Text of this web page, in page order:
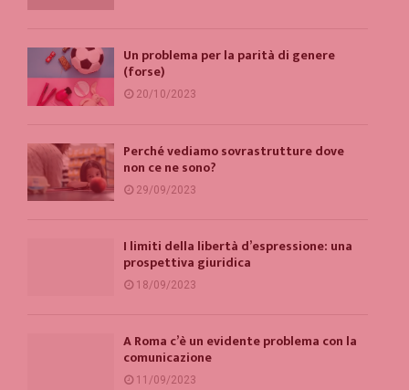
Un problema per la parità di genere
(forse)
20/10/2023
Perché vediamo sovrastrutture dove
non ce ne sono?
29/09/2023
I limiti della libertà d’espressione: una
prospettiva giuridica
18/09/2023
A Roma c’è un evidente problema con la
comunicazione
11/09/2023